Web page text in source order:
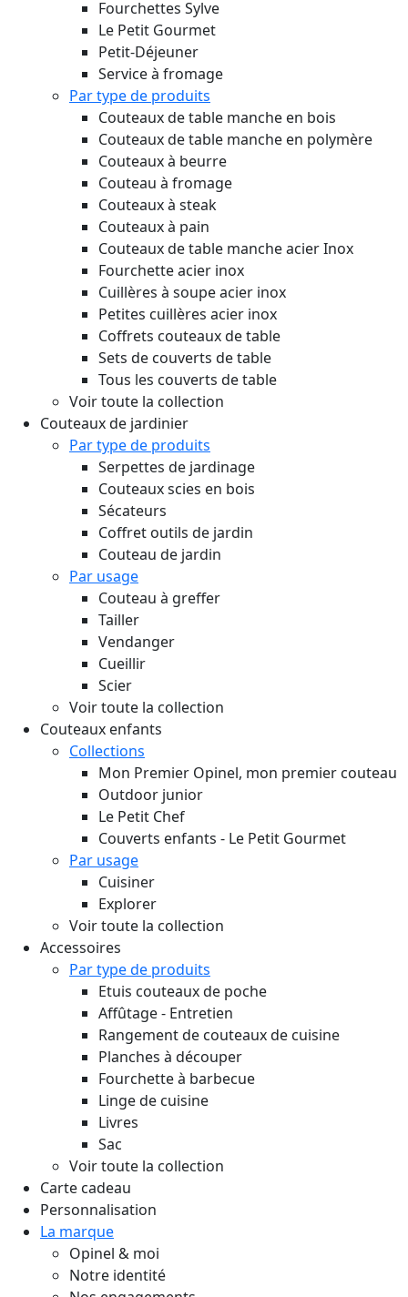
Fourchettes Sylve
Le Petit Gourmet
Petit-Déjeuner
Service à fromage
Par type de produits
Couteaux de table manche en bois
Couteaux de table manche en polymère
Couteaux à beurre
Couteau à fromage
Couteaux à steak
Couteaux à pain
Couteaux de table manche acier Inox
Fourchette acier inox
Cuillères à soupe acier inox
Petites cuillères acier inox
Coffrets couteaux de table
Sets de couverts de table
Tous les couverts de table
Voir toute la collection
Couteaux de jardinier
Par type de produits
Serpettes de jardinage
Couteaux scies en bois
Sécateurs
Coffret outils de jardin
Couteau de jardin
Par usage
Couteau à greffer
Tailler
Vendanger
Cueillir
Scier
Voir toute la collection
Couteaux enfants
Collections
Mon Premier Opinel, mon premier couteau
Outdoor junior
Le Petit Chef
Couverts enfants - Le Petit Gourmet
Par usage
Cuisiner
Explorer
Voir toute la collection
Accessoires
Par type de produits
Etuis couteaux de poche
Affûtage - Entretien
Rangement de couteaux de cuisine
Planches à découper
Fourchette à barbecue
Linge de cuisine
Livres
Sac
Voir toute la collection
Carte cadeau
Personnalisation
La marque
Opinel & moi
Notre identité